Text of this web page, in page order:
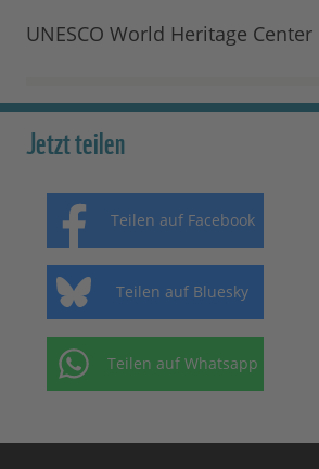
UNESCO World Heritage Center
Jetzt teilen
Teilen auf Facebook
Teilen auf Bluesky
Teilen auf Whatsapp